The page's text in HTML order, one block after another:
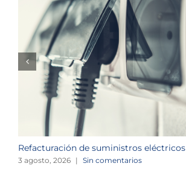
Refacturación de suministros eléctricos
3 agosto, 2026 | Sin comentarios